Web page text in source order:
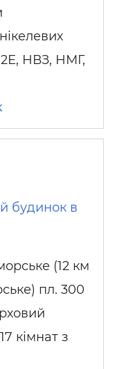
НВЗ, НМГ,
будинок в
(12 км
пл. 300
кімнат з